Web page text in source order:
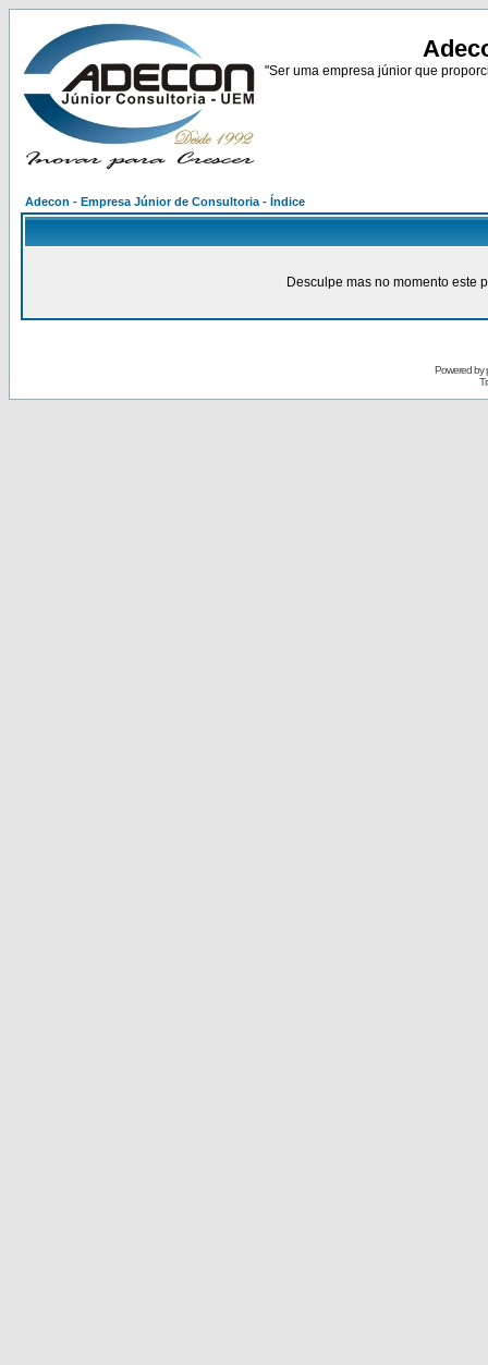
"Ser uma empresa júnior que
Adecon - Empresa Júnior de Consultoria - Índice
Desculpe mas no momento este
Powered by